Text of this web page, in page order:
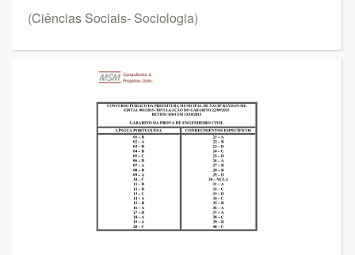
(Ciências Sociais- Sociologia)